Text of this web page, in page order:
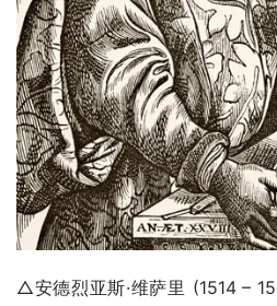
△安德烈亚斯·维萨里 (1514 –